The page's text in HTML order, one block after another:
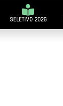
SELETIVO 2026